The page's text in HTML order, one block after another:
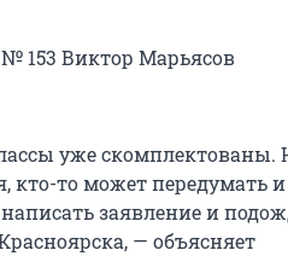
153 Виктор Марьясов
уже скомплектованы.
кто-то может передумать
заявление и
— объясняет